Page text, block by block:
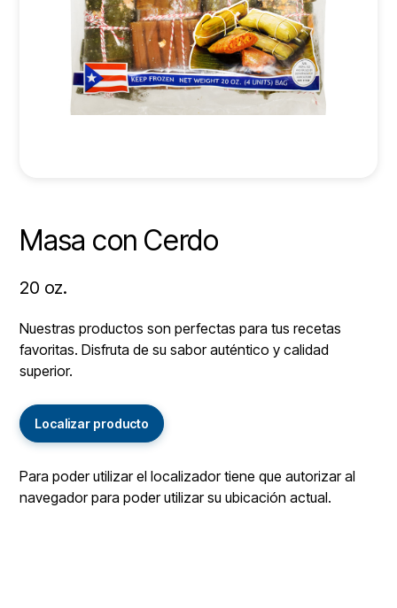
Masa con Cerdo
20 oz.
Nuestras productos son perfectas para tus recetas
favoritas. Disfruta de su sabor auténtico y calidad
superior.
Localizar producto
Para poder utilizar el localizador tiene que autorizar al
navegador para poder utilizar su ubicación actual.